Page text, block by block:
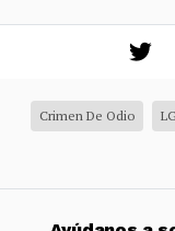
Crimen De Odio